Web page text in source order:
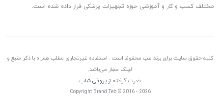
مختلف کسب و کار و آموزشی حوزه تجهیزات پزشکی قرار داده شده است.
کلیه حقوق سایت برای برند طب محفوظ است . استفاده غیرتجاری مطلب همراه با ذکر منبع و
لینک مجاز می‌باشد.
قدرت گرفته ازپروفی شاپ
Copyright Brand Teb © 2016 - 2026